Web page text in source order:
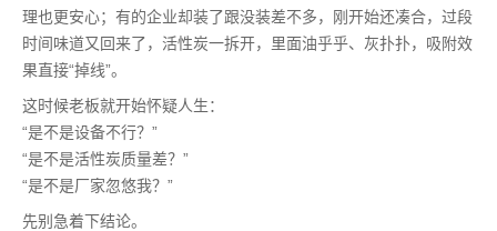
理也更安心；有的企业却装了跟没装差不多，刚开始还凑合，过段
时间味道又回来了，活性炭一拆开，里面油乎乎、灰扑扑，吸附效
果直接“掉线”。
这时候老板就开始怀疑人生：
“是不是设备不行？”
“是不是活性炭质量差？”
“是不是厂家忽悠我？”
先别急着下结论。